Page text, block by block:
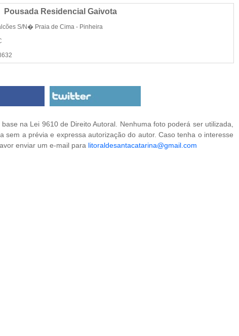
Pousada Residencial Gaivota
S/N� Praia de Cima - Pinheira
na Lei 9610 de Direito Autoral. Nenhuma foto poderá ser utilizada,
sem a prévia e expressa autorização do autor. Caso tenha o interesse
enviar um e-mail para litoraldesantacatarina@gmail.com